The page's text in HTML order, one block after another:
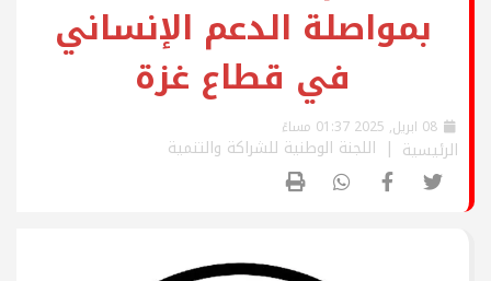
بمواصلة الدعم الإنساني
في قطاع غزة
الرئيسية اللجنة الوطنية للشراكة والتنمية